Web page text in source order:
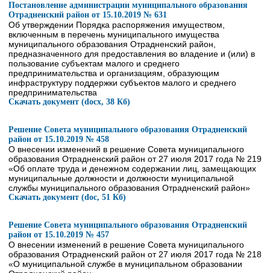
Постановление администрации муниципального образования
Отрадненский район от 15.10.2019 № 631
Об утверждении Порядка распоряжения имуществом,
включенным в перечень муниципального имущества
муниципального образования Отрадненский район,
предназначенного для предоставления во владение и (или) в
пользование субъектам малого и среднего
предпринимательства и организациям, образующим
инфраструктуру поддержки субъектов малого и среднего
предпринимательства
Скачать документ (docx, 38 Кб)
Решение Совета муниципального образования Отрадненский
район от 15.10.2019 № 458
О внесении изменений в решение Совета муниципального
образования Отрадненский район от 27 июля 2017 года № 219
«Об оплате труда и денежном содержании лиц, замещающих
муниципальные должности и должности муниципальной
службы муниципального образования Отрадненский район»
Скачать документ (doc, 51 Кб)
Решение Совета муниципального образования Отрадненский
район от 15.10.2019 № 457
О внесении изменений в решение Совета муниципального
образования Отрадненский район от 27 июля 2017 года № 218
«О муниципальной службе в муниципальном образовании